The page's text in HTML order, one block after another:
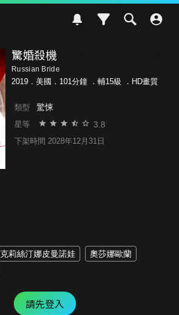
驚婚殺機
Russian Bride
2019．美國．101分鐘 ． 輔15級 ．HD畫質
類型 驚悚
星等 3.8
下架時間 2028年12月31日
克莉絲汀娜皮曼諾娃 奧莎娜歐蘭
請先登入